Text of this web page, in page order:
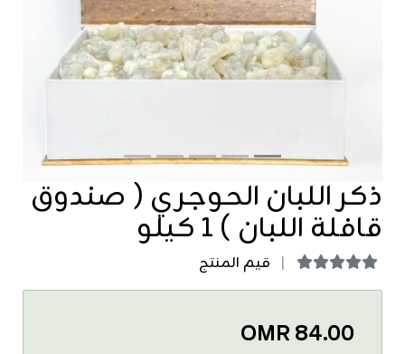
ذكر اللبان الحوجري ( صندوق
قافلة اللبان ) ١ كيلو
قيم المنتج
OMR 84.00